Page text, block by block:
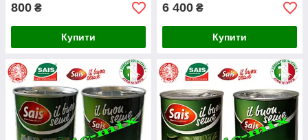
800 ₴
Купити
6 400 ₴
Купити